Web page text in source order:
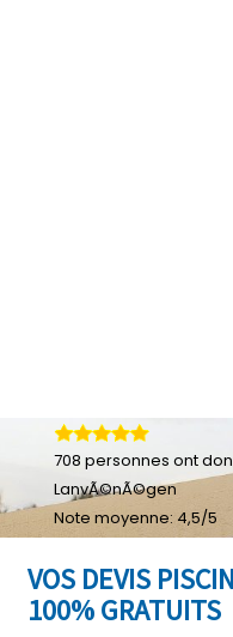
VOS DEVIS
100% GRATUITS
708 personnes ont
LanvÃ©nÃ©gen
Note moyenne: 4,5/5